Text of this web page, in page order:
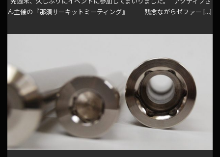
ん主催の『那須サーキットミーティング』 残念ながらゼファー […]